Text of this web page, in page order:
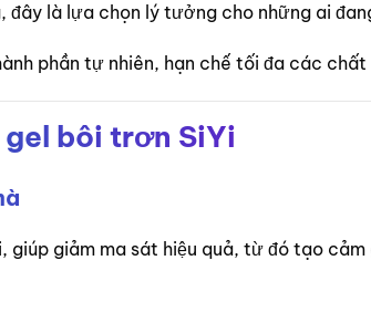
đây là lựa chọn lý tưởng cho những ai
phần tự nhiên, hạn chế tối đa các
bôi trơn SiYi
giúp giảm ma sát hiệu quả, từ đó tạo